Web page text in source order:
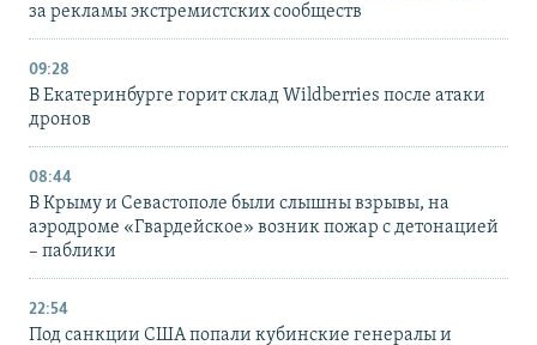
за рекламы экстремистских сообществ
09:28
В Екатеринбурге горит склад Wildberries после атаки
дронов
08:44
В Крыму и Севастополе были слышны взрывы, на
аэродроме «Гвардейское» возник пожар с детонацией
– паблики
22:54
Под санкции США попали кубинские генералы и